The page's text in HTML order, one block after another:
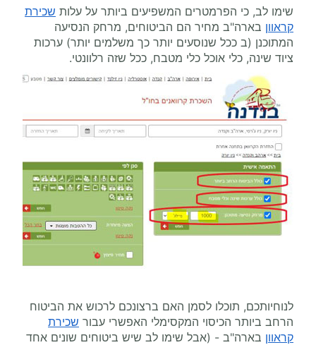
שימו לב, כי הפרמטרים המשפיעים ביותר על עלות שכירת
קראוון בארה"ב מחיר הם הביטוחים, מרחק הנסיעה
המתוכנן (ב ככל שנוסעים יותר כך משלמים יותר) ערכות
ציוד שינה, כלי אוכל כלי מטבח, ככל שזה רלוונטי.
לנוחיותכם, תוכלו לסמן האם ברצונכם לרכוש את הביטוח
הרחב ביותר הכיסוי המקסימלי האפשרי עבור שכירת
קראוון בארה"ב - (אבל שימו לב שיש ביטוחים שונים אחד